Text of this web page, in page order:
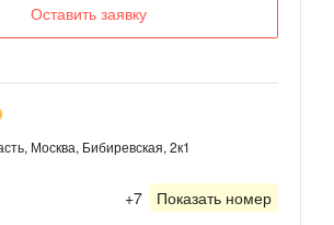
Оставить заявку
Москва, Бибиревская, 2к1
+7 Показать номер